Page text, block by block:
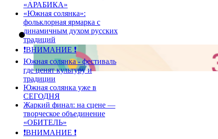
«АРАБИКА»
«Южная солянка»:
фольклорная ярмарка с
динамичным духом русских
традиций
❗️ВНИМАНИЕ ❗️
Южная солянка - фестиваль
где ценят культуру и
традиции
Южная солянка уже в
СЕГОДНЯ
Жаркий финал: на сцене —
творческое объединение
«ОБИТЕЛЬ»
❗️ВНИМАНИЕ ❗️